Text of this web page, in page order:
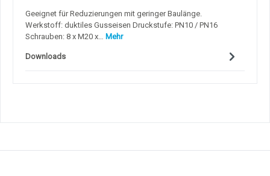
Geeignet für Reduzierungen mit geringer Baulänge.
Werkstoff: duktiles Gusseisen Druckstufe: PN10 / PN16
Schrauben: 8 x M20 x…
Mehr
Downloads